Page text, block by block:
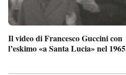
Il video di Francesco Guccini con
l’eskimo «a Santa Lucia» nel 1965